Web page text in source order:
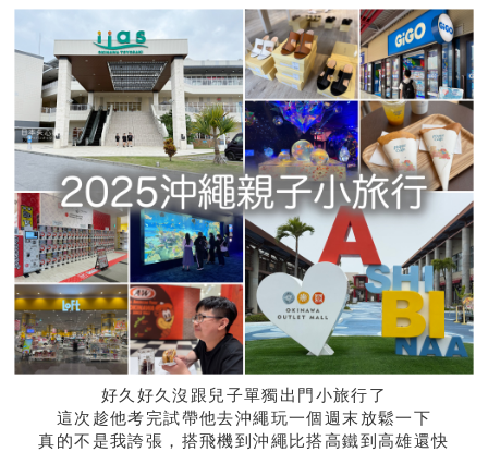
好久好久沒跟兒子單獨出門小旅行了
這次趁他考完試帶他去沖繩玩一個週末放鬆一下
真的不是我誇張，搭飛機到沖繩比搭高鐵到高雄還快